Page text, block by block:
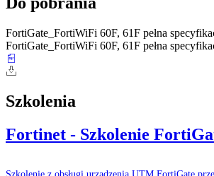
FortiGate_FortiWiFi 60F, 61F pełna
FortiGate_FortiWiFi 60F, 61F pełna
Szkolenia
Fortinet - Szkolenie